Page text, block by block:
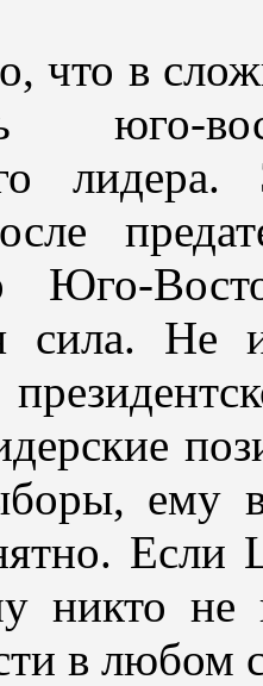
что в
юго-
Юго-
сила.
ему
Если
никто
в любом